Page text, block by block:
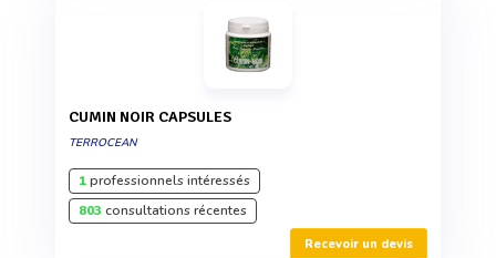
CUMIN NOIR CAPSULES
TERROCEAN
1professionnels intéressés
803 consultations récentes
Recevoir un devis